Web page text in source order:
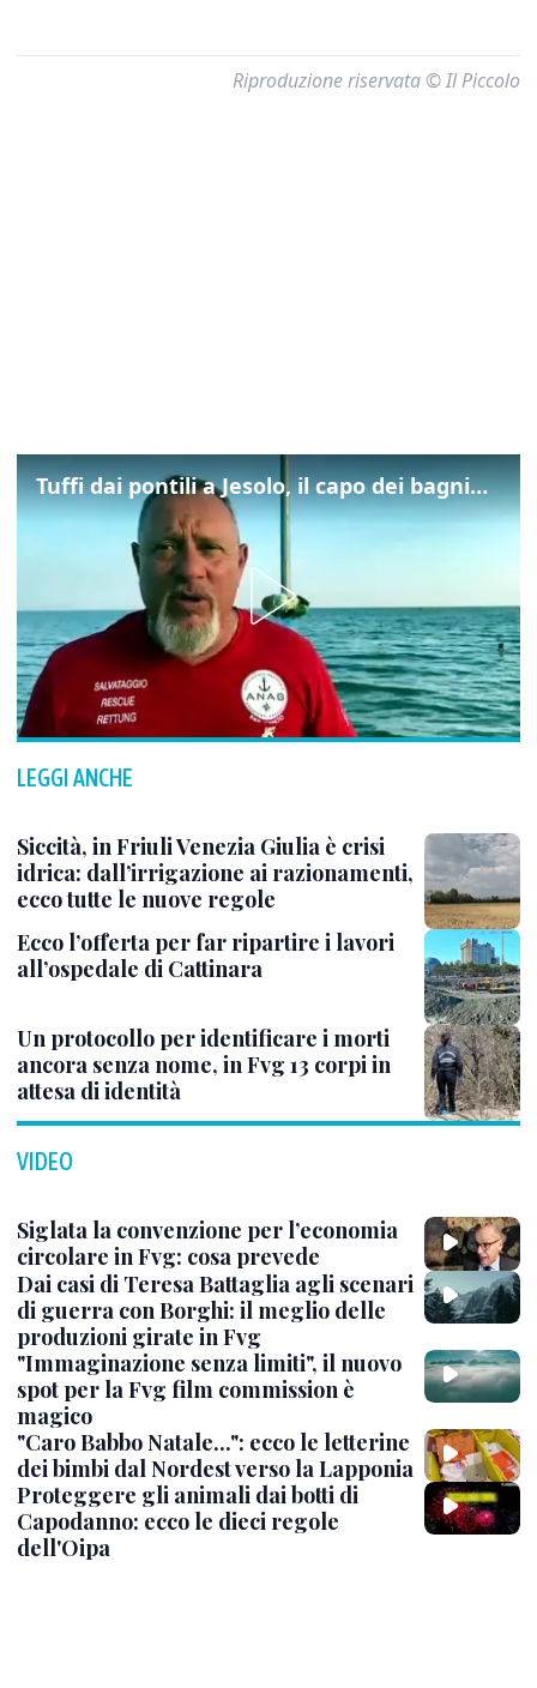
Riproduzione riservata © Il Piccolo
Tuffi dai pontili a Jesolo, il capo dei bagnini: "L'impegno di tutti per evitare altre tragedie"
LEGGI ANCHE
Siccità, in Friuli Venezia Giulia è crisi
idrica: dall’irrigazione ai razionamenti,
ecco tutte le nuove regole
Ecco l’offerta per far ripartire i lavori
all’ospedale di Cattinara
Un protocollo per identificare i morti
ancora senza nome, in Fvg 13 corpi in
attesa di identità
VIDEO
Siglata la convenzione per l’economia
circolare in Fvg: cosa prevede
Dai casi di Teresa Battaglia agli scenari
di guerra con Borghi: il meglio delle
produzioni girate in Fvg
"Immaginazione senza limiti", il nuovo
spot per la Fvg film commission è
magico
"Caro Babbo Natale...": ecco le letterine
dei bimbi dal Nordest verso la Lapponia
Proteggere gli animali dai botti di
Capodanno: ecco le dieci regole
dell'Oipa